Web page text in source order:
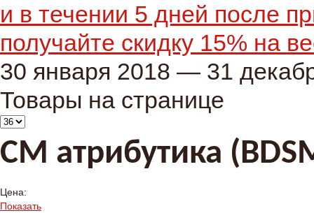
и в течении 5 дней после
получайте скидку 15% на
30 января 2018 — 31
Товары на странице
СМ атрибутика
Цена:
Показать